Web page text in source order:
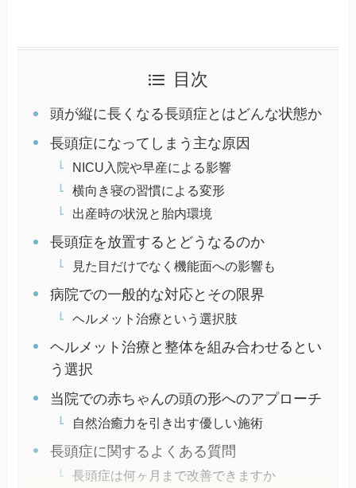
目次
頭が縦に長くなる長頭症とはどんな状態か
長頭症になってしまう主な原因
NICU入院や早産による影響
横向き寝の習慣による変形
出産時の状況と胎内環境
長頭症を放置するとどうなるのか
見た目だけでなく機能面への影響も
病院での一般的な対応とその限界
ヘルメット治療という選択肢
ヘルメット治療と整体を組み合わせるとい
う選択
当院での赤ちゃんの頭の形へのアプローチ
自然治癒力を引き出す優しい施術
長頭症に関するよくある質問
長頭症は何ヶ月まで改善できますか